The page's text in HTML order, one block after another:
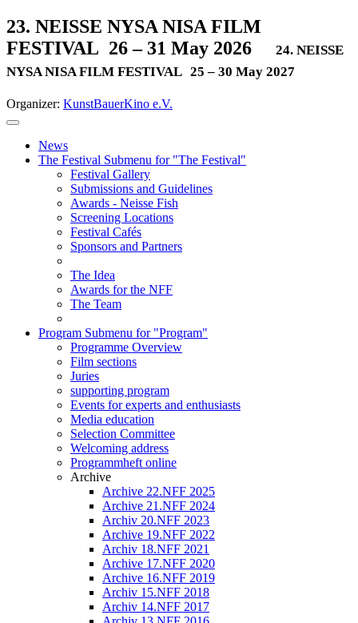
23. NEISSE NYSA NISA FILM
FESTIVAL 26 – 31 May 2026
24. NEISSE
NYSA NISA FILM FESTIVAL 25 – 30 May 2027
Organizer: KunstBauerKino e.V.
News
The Festival Submenu for "The Festival"
Festival Gallery
Submissions and Guidelines
Awards - Neisse Fish
Screening Locations
Festival Cafés
Sponsors and Partners
The Idea
Awards for the NFF
The Team
Program Submenu for "Program"
Programme Overview
Film sections
Juries
supporting program
Events for experts and enthusiasts
Media education
Selection Committee
Welcoming address
Programmheft online
Archive
Archive 22.NFF 2025
Archive 21.NFF 2024
Archiv 20.NFF 2023
Archive 19.NFF 2022
Archiv 18.NFF 2021
Archive 17.NFF 2020
Archive 16.NFF 2019
Archiv 15.NFF 2018
Archiv 14.NFF 2017